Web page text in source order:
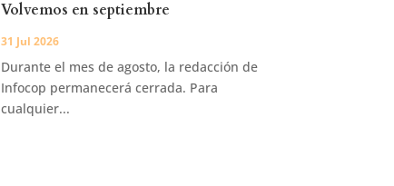
Volvemos en septiembre
31 Jul 2026
Durante el mes de agosto, la redacción de
Infocop permanecerá cerrada. Para
cualquier...